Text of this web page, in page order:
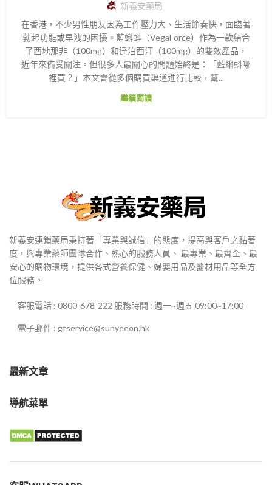
新義安藥局
在香港，不少男性朋友因為工作壓力大、生活節奏快，面臨著
勃起功能或早洩的困擾。藍蝌蚪（VegaForce）作為一款結合
了西地那非（100mg）和達泊西汀（100mg）的雙效產品，
近年來備受關注。但很多人最關心的問題始終是：「藍蝌蚪哪
裡買？」本文會從多個購買渠道進行比較，幫...
繼續閱讀
新義安連鎖藥局秉持著「專業與誠信」的態度，提高與客戶之黏著
度，與專業藥師團隊合作、熱心的服務人員、 最專業、最齊全、最
安心的購物環境，提供各式營養保健、婦嬰用品及醫材用品等全方
位服務。
客服電話 : 0800-678-222 服務時間 : 週一~週五 09:00~17:00
電子郵件 : gtservice@sunyeeon.hk
最新文章
導航菜單